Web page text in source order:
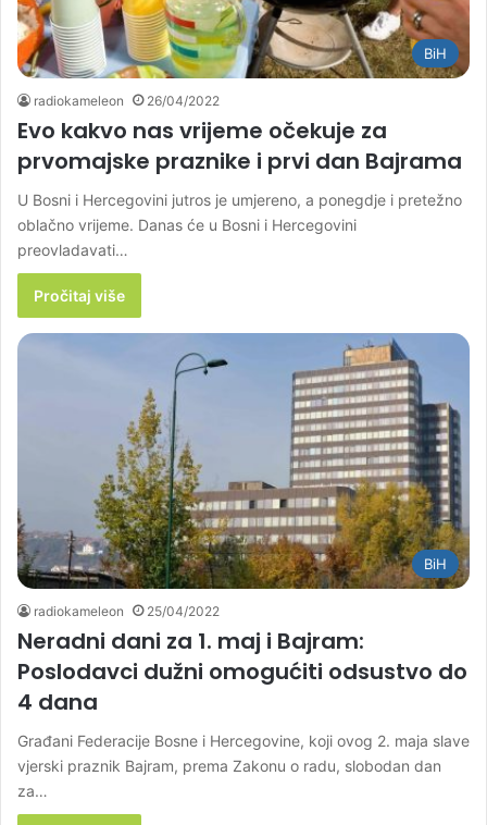
BiH
radiokameleon 26/04/2022
Evo kakvo nas vrijeme očekuje za
prvomajske praznike i prvi dan Bajrama
U Bosni i Hercegovini jutros je umjereno, a ponegdje i pretežno
oblačno vrijeme. Danas će u Bosni i Hercegovini
preovladavati…
Pročitaj više
BiH
radiokameleon 25/04/2022
Neradni dani za 1. maj i Bajram:
Poslodavci dužni omogućiti odsustvo do
4 dana
Građani Federacije Bosne i Hercegovine, koji ovog 2. maja slave
vjerski praznik Bajram, prema Zakonu o radu, slobodan dan
za…